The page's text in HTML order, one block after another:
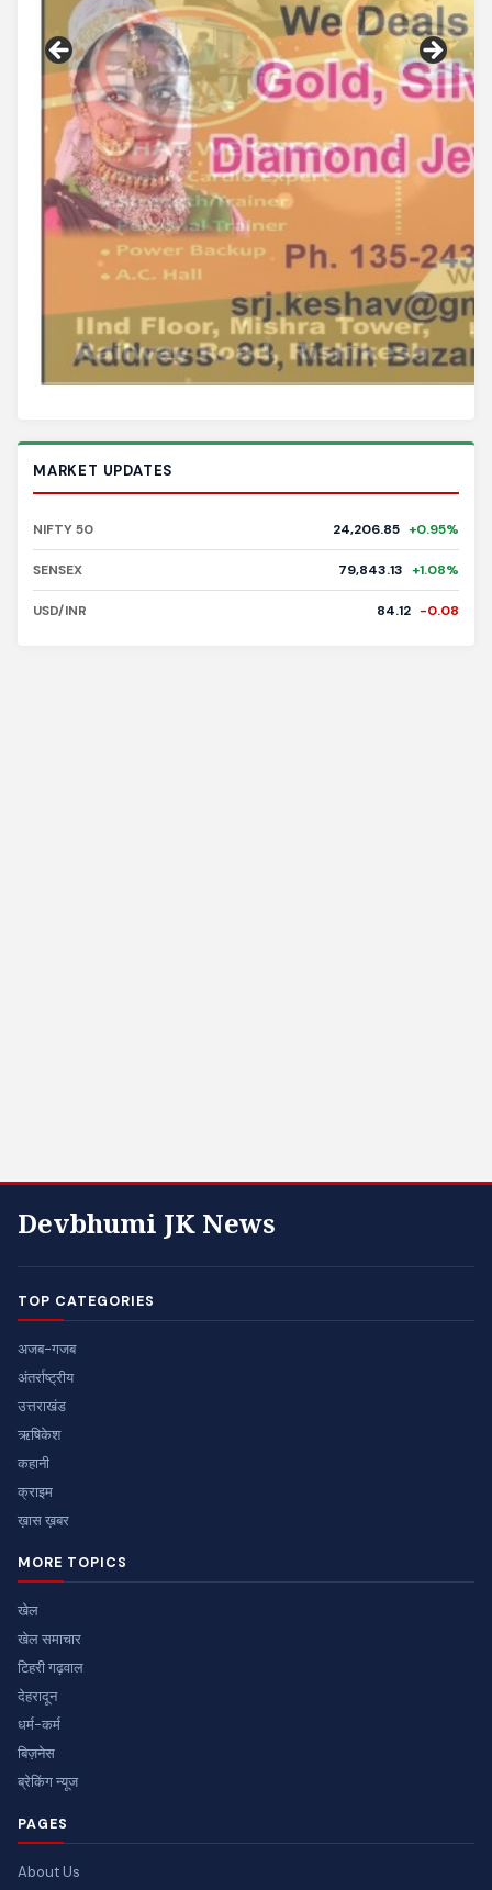
MARKET UPDATES
NIFTY 50 24,206.85 +0.95%
SENSEX 79,843.13 +1.08%
USD/INR 84.12 -0.08
Devbhumi JK News
TOP CATEGORIES
अजब-गजब
अंतर्राष्ट्रीय
उत्तराखंड
ऋषिकेश
कहानी
क्राइम
ख़ास ख़बर
MORE TOPICS
खेल
खेल समाचार
टिहरी गढ़वाल
देहरादून
धर्म-कर्म
बिज़नेस
ब्रेकिंग न्यूज
PAGES
About Us